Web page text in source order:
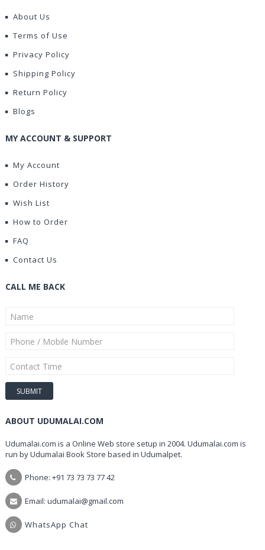
About Us
Terms of Use
Privacy Policy
Shipping Policy
Return Policy
Blogs
MY ACCOUNT & SUPPORT
My Account
Order History
Wish List
How to Order
FAQ
Contact Us
CALL ME BACK
ABOUT UDUMALAI.COM
Udumalai.com is a Online Web store setup in 2004. Udumalai.com is
run by Udumalai Book Store based in Udumalpet.
Phone: +91 73 73 73 77 42
Email: udumalai@gmail.com
WhatsApp Chat